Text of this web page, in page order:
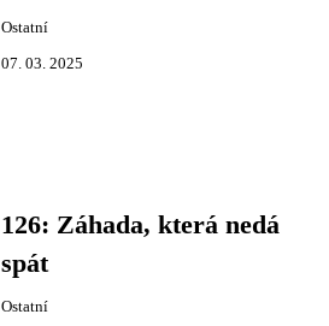
Ostatní
07. 03. 2025
126: Záhada, která nedá
spát
Ostatní